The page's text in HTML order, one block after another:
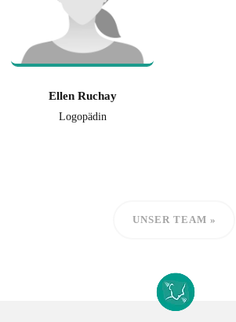
Ellen Ruchay
Logopädin
UNSER TEAM »